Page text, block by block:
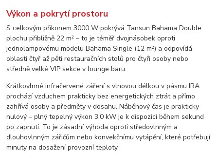
Výkon a pokrytí prostoru
S celkovým příkonem 3000 W pokrývá Tansun Bahama Double
plochu přibližně 22 m² – to je téměř dvojnásobek oproti
jednolampovému modelu Bahama Single (12 m²) a odpovídá
oblasti čtyř až pěti restauračních stolů pro čtyři osoby nebo
středně velké VIP sekce v lounge baru.
Krátkovlnné infračervené záření s vlnovou délkou v pásmu IRA
prochází vzduchem prakticky bez energetických ztrát a přímo
zahřívá osoby a předměty v dosahu. Náběhový čas je prakticky
nulový – plný tepelný výkon 3,0 kW je k dispozici během sekund
po zapnutí. To je zásadní výhoda oproti středovlnným a
dlouhovlnným zářičům nebo konvekčnímu vytápění, které potřebují
minuty na dosažení provozní teploty.